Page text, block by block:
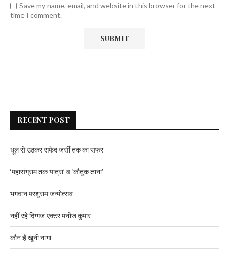
Save my name, email, and website in this browser for the next
time I comment.
RECENT POST
धूल से उठकर सफेद जर्सी तक का सफर
‘महासंग्राम तक यात्रा’ व ‘कौतुक ताना’
भगवान परशुराम जन्मोत्सव
नहीं रहे दिग्गज एक्टर मनोज कुमार
कौन हैं खूनी नागा